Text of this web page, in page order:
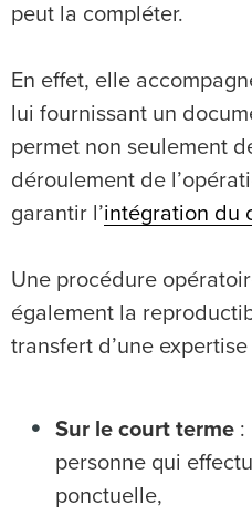
peut la compléter.
En effet, elle
lui fournissant un
permet non seulement
déroulement de
garantir l’intégration du
Une procédure
également la
transfert d’une
Sur le court terme :
personne qui
ponctuelle,